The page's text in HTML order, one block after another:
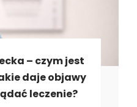
– czym jest
daje objawy
leczenie?